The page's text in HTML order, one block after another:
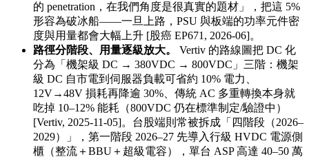
的 penetration，在我們角度是很真實的題材」，把這 5%
形容為破冰船——一旦上路，PSU 與板端的功率元件密
度與用量都會大幅上升 [股癌 EP671, 2026-06]。
路徑分階段、用量逐級放大。
Vertiv 的路線圖把 DC 化
分為「機架級 DC → 380VDC → 800VDC」三階：機架
級 DC 自市電到伺服器負載可省約 10% 電力、
12V→48V 損耗再降逾 30%、傳統 AC 多重轉換本身就
吃掉 10–12% 能耗（800VDC 仍在標準制定/驗證中）
[Vertiv, 2025-11-05]。台股端則常被拆成「四階段（2026–
2029）」，第一階段 2026–27 先導入行級 HVDC 電源側
櫃（整流＋BBU＋超級電容），單台 ASP 高達 40–50 萬